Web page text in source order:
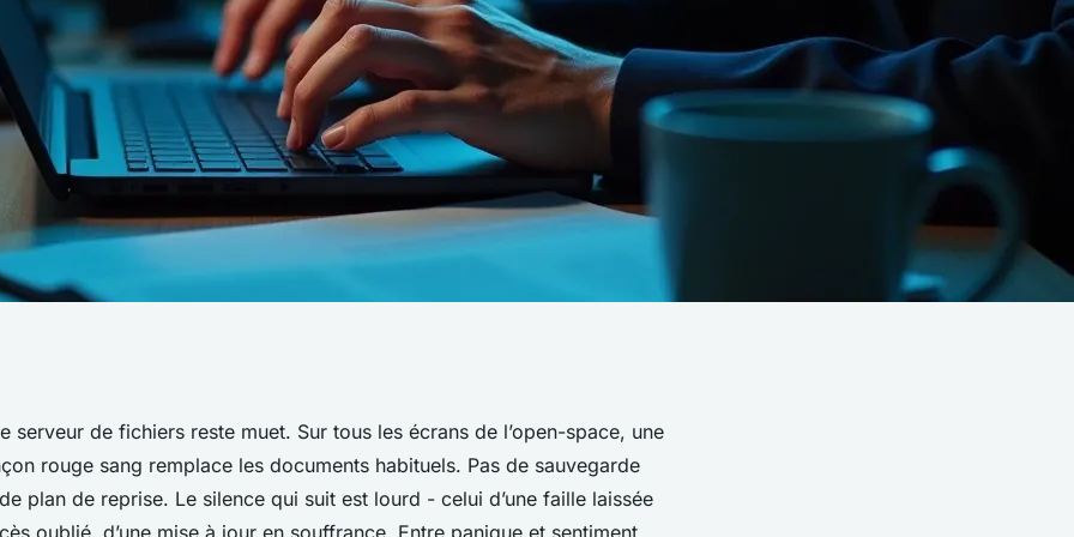
de failles de
efficacement
serveur de fichiers reste muet. Sur tous les écrans de l’open-space, une
rouge sang remplace les documents habituels. Pas de sauvegarde
plan de reprise. Le silence qui suit est lourd - celui d’une faille laissée
oublié, d’une mise à jour en souffrance. Entre panique et sentiment